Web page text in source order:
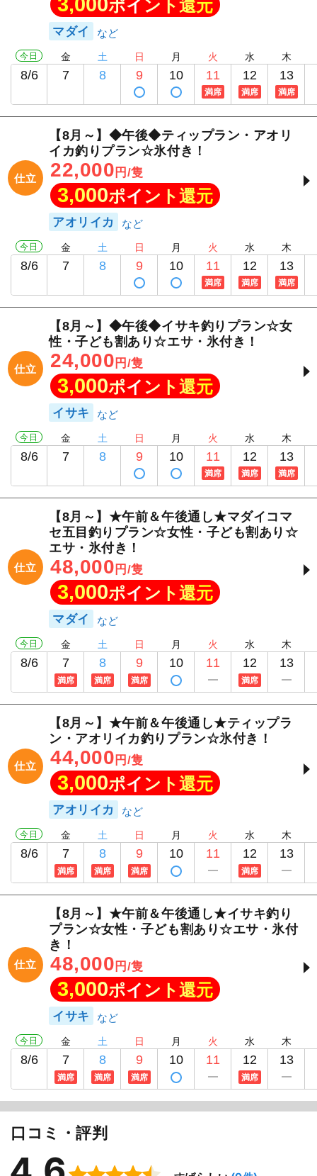
ポイント還元
マダイ
今日
8/6
金
7
土
8
日
9
月
10
火
11
満席
水
12
満席
木
13
満席
仕立
【8月～】◆午後◆ティップラン・アオリ
イカ釣りプラン☆氷付き！
22,000 円/隻
3,000ポイント還元
アオリイカ
今日
8/6
金
7
土
8
日
9
月
10
火
11
満席
水
12
満席
木
13
満席
仕立
【8月～】◆午後◆イサキ釣りプラン☆女
性・子ども割あり☆エサ・氷付き！
24,000 円/隻
3,000ポイント還元
イサキ
今日
8/6
金
7
土
8
日
9
月
10
火
11
満席
水
12
満席
木
13
満席
仕立
【8月～】★午前＆午後通し★マダイコマ
セ五目釣りプラン☆女性・子ども割あり☆
エサ・氷付き！
48,000 円/隻
3,000ポイント還元
マダイ
今日
8/6
金
7
満席
土
8
満席
日
9
満席
月
10
火
11
水
12
満席
木
13
仕立
【8月～】★午前＆午後通し★ティップラ
ン・アオリイカ釣りプラン☆氷付き！
44,000 円/隻
3,000ポイント還元
アオリイカ
今日
8/6
金
7
満席
土
8
満席
日
9
満席
月
10
火
11
水
12
満席
木
13
仕立
【8月～】★午前＆午後通し★イサキ釣り
プラン☆女性・子ども割あり☆エサ・氷付
き！
48,000 円/隻
3,000ポイント還元
イサキ
今日
8/6
金
7
満席
土
8
満席
日
9
満席
月
10
火
11
水
12
満席
木
13
口コミ・評判